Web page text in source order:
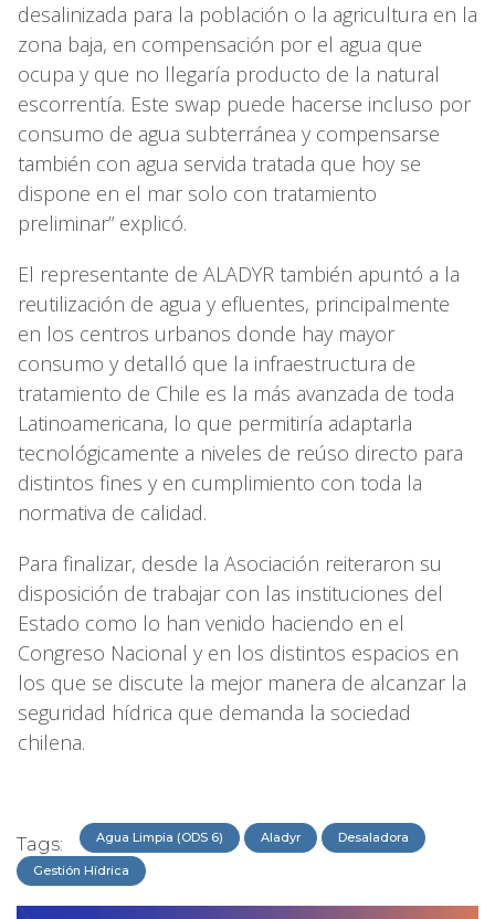
desalinizada para la población o la agricultura en la
zona baja, en compensación por el agua que
ocupa y que no llegaría producto de la natural
escorrentía. Este swap puede hacerse incluso por
consumo de agua subterránea y compensarse
también con agua servida tratada que hoy se
dispone en el mar solo con tratamiento
preliminar” explicó.
El representante de ALADYR también apuntó a la
reutilización de agua y efluentes, principalmente
en los centros urbanos donde hay mayor
consumo y detalló que la infraestructura de
tratamiento de Chile es la más avanzada de toda
Latinoamericana, lo que permitiría adaptarla
tecnológicamente a niveles de reúso directo para
distintos fines y en cumplimiento con toda la
normativa de calidad.
Para finalizar, desde la Asociación reiteraron su
disposición de trabajar con las instituciones del
Estado como lo han venido haciendo en el
Congreso Nacional y en los distintos espacios en
los que se discute la mejor manera de alcanzar la
seguridad hídrica que demanda la sociedad
chilena.
Tags: Agua Limpia (ODS 6) Aladyr Desaladora
Gestión Hídrica